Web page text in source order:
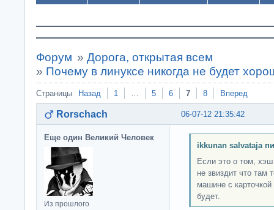
Форум » Дорога, открытая всем
» Почему в линуксе никогда не будет
Страницы Назад 1 … 5 6 7 8 Вперед
06-07-12 21:35:42
Rorschach
Еще один Великий Человек
Из прошлого
ikkunan salvataja
Если это о том,
не звиздит что там
машине с
будет.